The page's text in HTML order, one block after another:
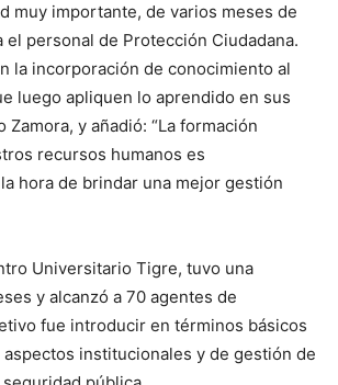
muy importante, de varios meses de
el personal de Protección Ciudadana.
la incorporación de conocimiento al
luego apliquen lo aprendido en sus
Zamora, y añadió: “La formación
recursos humanos es
hora de brindar una mejor gestión
Universitario Tigre, tuvo una
y alcanzó a 70 agentes de
fue introducir en términos básicos
institucionales y de gestión de